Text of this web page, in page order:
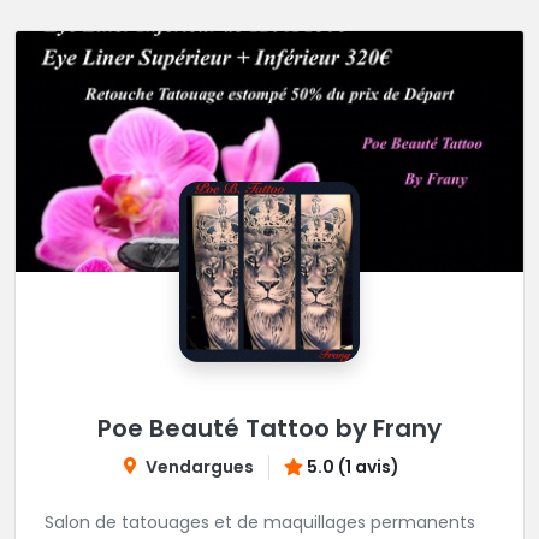
Poe Beauté Tattoo by Frany
Vendargues 5.0 (1 avis)
Salon de tatouages et de maquillages permanents